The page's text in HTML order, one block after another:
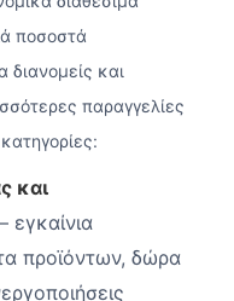
ποσοστά
και
παραγγελίες
και
εγκαίνια
προϊόντων, δώρα